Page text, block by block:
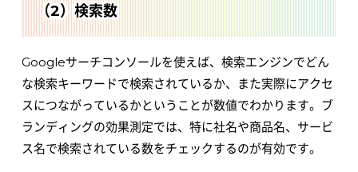
（2）検索数
Googleサーチコンソールを使えば、検索エンジンでどん
な検索キーワードで検索されているか、また実際にアクセ
スにつながっているかということが数値でわかります。ブ
ランディングの効果測定では、特に社名や商品名、サービ
ス名で検索されている数をチェックするのが有効です。